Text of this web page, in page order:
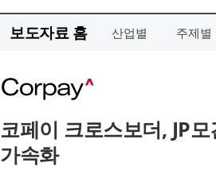
보도자료 홈 산업별 주제별
코페이 크로스보더, JP
가속화